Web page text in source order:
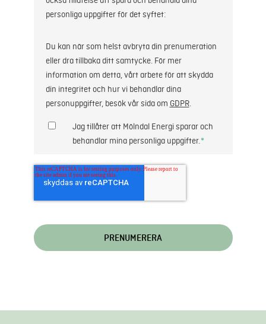
personliga uppgifter för det syftet:
Jag tillåter att Mölndal Energi sparar och
behandlar mina personliga uppgifter.*
Du kan när som helst avbryta din prenumeration
eller dra tillbaka ditt samtycke. För mer
information om detta, vårt arbete för att skydda
din integritet och hur vi behandlar dina
personuppgifter, besök vår sida om GDPR.